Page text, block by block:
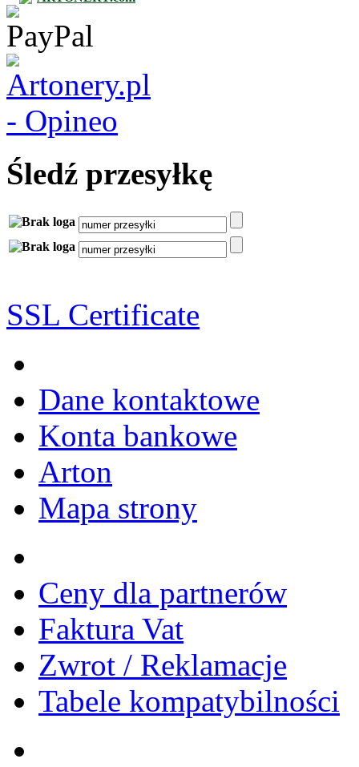
Śledź przesyłkę
SSL Certificate
Dane kontaktowe
Konta bankowe
Arton
Mapa strony
Ceny dla partnerów
Faktura Vat
Zwrot / Reklamacje
Tabele kompatybilności